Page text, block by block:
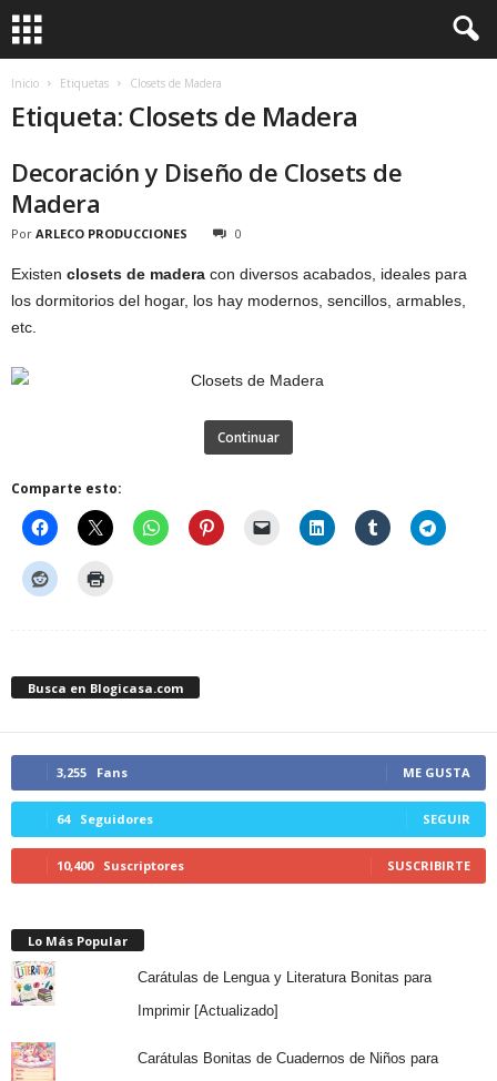
Inicio Etiquetas Closets de Madera
Etiqueta: Closets de Madera
Decoración y Diseño de Closets de
Madera
Por ARLECO PRODUCCIONES 0
Existen closets de madera con diversos acabados, ideales para
los dormitorios del hogar, los hay modernos, sencillos, armables,
etc.
Continuar
Comparte esto:
Busca en Blogicasa.com
3,255 Fans ME GUSTA
64 Seguidores SEGUIR
10,400 Suscriptores SUSCRIBIRTE
Lo Más Popular
Carátulas de Lengua y Literatura Bonitas para
Imprimir [Actualizado]
Carátulas Bonitas de Cuadernos de Niños para